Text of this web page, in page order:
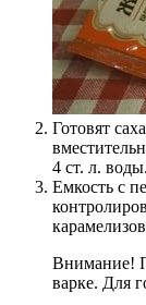
Готовят
4 ст. л. воды.
Емкость с
Внимание!
варке. Для